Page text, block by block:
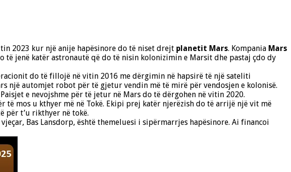
2023 kur një anije hapësinore do të niset drejt planetit Mars. Kompania Mars
të jenë katër astronautë që do të nisin kolonizimin e Marsit dhe pastaj çdo dy
do të fillojë në vitin 2016 me dërgimin në hapsirë të një sateliti
një automjet robot për të gjetur vendin më të mirë për vendosjen e kolonisë.
e nevojshme për të jetur në Mars do të dërgohen në vitin 2020.
mos u kthyer më në Tokë. Ekipi prej katër njerëzish do të arrijë një vit më
për t’u rikthyer në tokë.
Bas Lansdorp, është themeluesi i sipërmarrjes hapësinore. Ai financoi